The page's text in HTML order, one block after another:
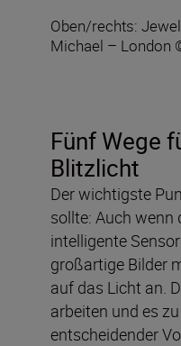
Oben/rechts:
Michael – London
Fünf Wege
Blitzlicht
Der wichtigste
sollte: Auch wenn
intelligente
großartige Bilder
auf das Licht an.
arbeiten und es
entscheidender